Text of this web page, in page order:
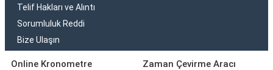
Telif Hakları ve Alıntı
Sorumluluk Reddi
Bize Ulaşın
Online Kronometre
Zaman Çevirme Aracı